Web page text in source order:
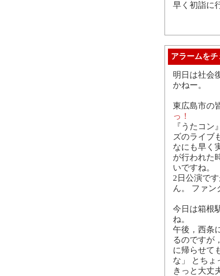
早く初詣に
アラームを
明日は社会
かねー。
東広島市の
っ！
『うたコ
ズのライブ
なにも早く
が行われた
いですね。
2日公演で
ん。 ファン
今日は箱根
ね。
午後，西条
るのですが
に帰らせて
な」 とちょ
きっと大丈